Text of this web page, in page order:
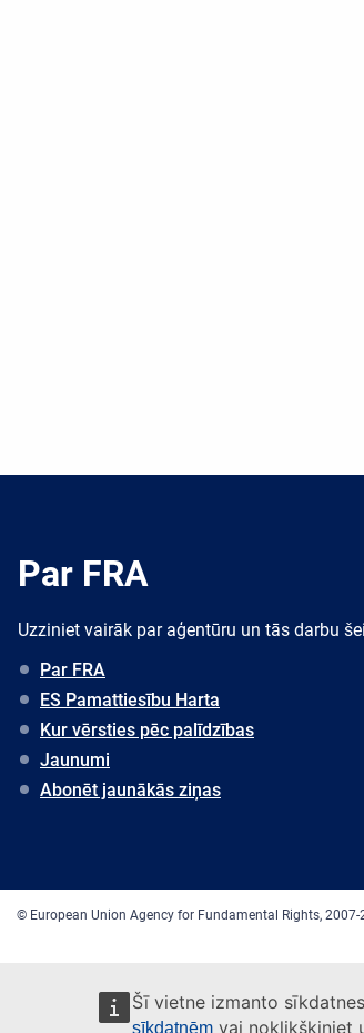
Šī vietne izmanto
sīkdatnēm vai noklikšķiniet
Par FRA
Uzziniet vairāk par aģentūru un tās darbu
Par FRA
ES Pamattiesību Harta
Kur vērsties pēc palīdzības
Jaunumi
Abonēt jaunākās ziņas
© European Union Agency for Fundamental Rights, 2007-